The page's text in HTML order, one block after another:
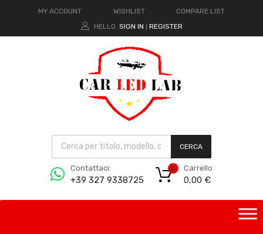
MY ACCOUNT WISHLIST
COMPARE LIST
HELLO. SIGN IN REGISTER
CERCA
Contattaci:
+39 327 9338725
Carrello
0,00 €
0